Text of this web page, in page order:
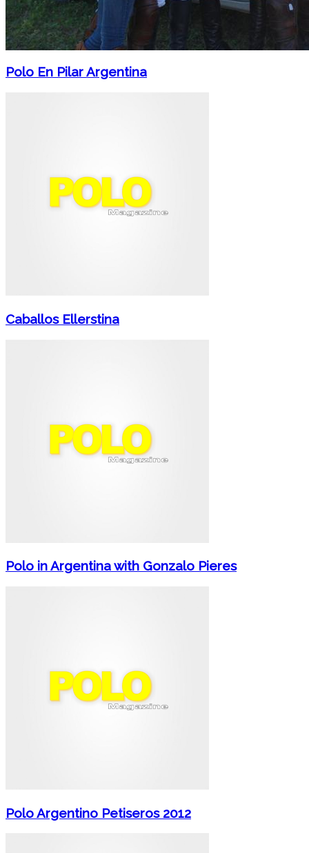
Polo En Pilar Argentina
Caballos Ellerstina
Polo in Argentina with Gonzalo Pieres
Polo Argentino Petiseros 2012